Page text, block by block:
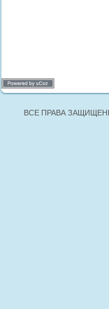
ВСЕ ПРАВА